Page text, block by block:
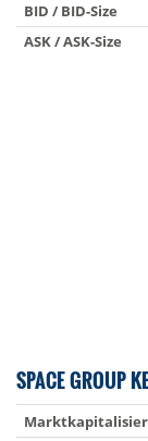
BID / BID-Size
ASK / ASK-Size
SPACE GROUP